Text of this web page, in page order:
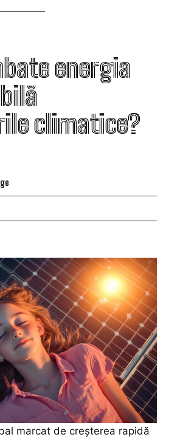
energia
climatice?
marcat de creșterea rapidă